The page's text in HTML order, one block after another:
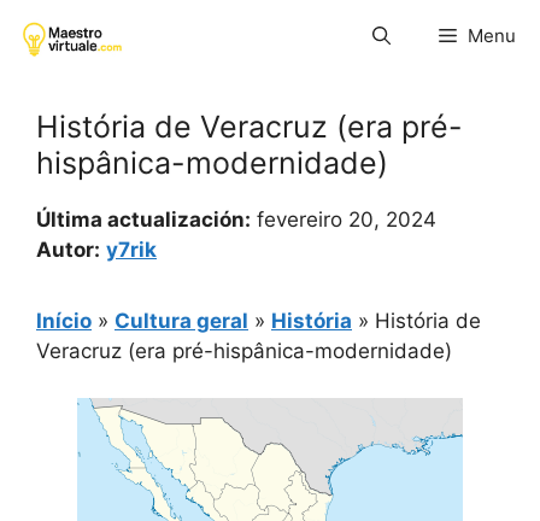
para
Menu
História de Veracruz (era pré-
hispânica-modernidade)
Última actualización: fevereiro 20, 2024
Autor: y7rik
Início » Cultura geral » História » História de
Veracruz (era pré-hispânica-modernidade)